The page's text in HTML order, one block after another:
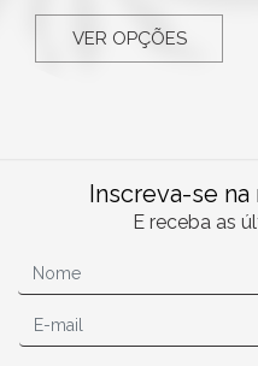
VER OPÇÕES
Inscreva-se
E receba as